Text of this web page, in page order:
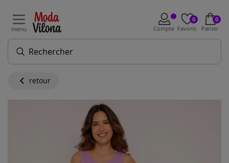
menu Compte
0
Favoris
0
Panier
retour